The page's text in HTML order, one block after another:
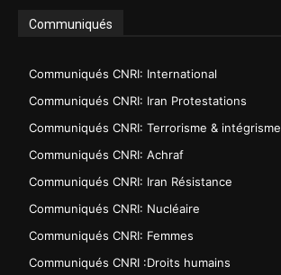
Communiqués
Communiqués CNRI: International
Communiqués CNRI: Iran Protestations
Communiqués CNRI: Terrorisme & intégrisme
Communiqués CNRI: Achraf
Communiqués CNRI: Iran Résistance
Communiqués CNRI: Nucléaire
Communiqués CNRI: Femmes
Communiqués CNRI :Droits humains